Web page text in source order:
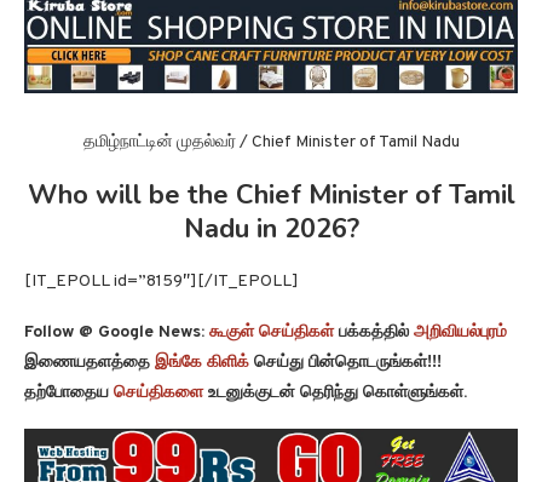
தமிழ்நாட்டின் முதல்வர் / Chief Minister of Tamil Nadu
Who will be the Chief Minister of Tamil
Nadu in 2026?
[IT_EPOLL id=”8159″][/IT_EPOLL]
Follow @ Google News: கூகுள் செய்திகள்பக்கத்தில் அறிவியல்புரம்
இணையதளத்தை இங்கே கிளிக் செய்து பின்தொடருங்கள்!!!
தற்போதைய செய்திகளைஉடனுக்குடன் தெரிந்து கொள்ளுங்கள்.